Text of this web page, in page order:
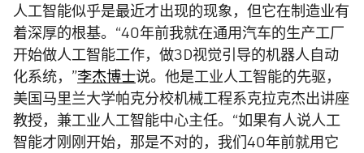
人工智能似乎是最近才出现的现象，但它在制造业有
着深厚的根基。“40年前我就在通用汽车的生产工厂
开始做人工智能工作，做3D视觉引导的机器人自动
化系统，”李杰博士说。他是工业人工智能的先驱，
美国马里兰大学帕克分校机械工程系克拉克杰出讲座
教授，兼工业人工智能中心主任。“如果有人说人工
智能才刚刚开始，那是不对的，我们40年前就用它